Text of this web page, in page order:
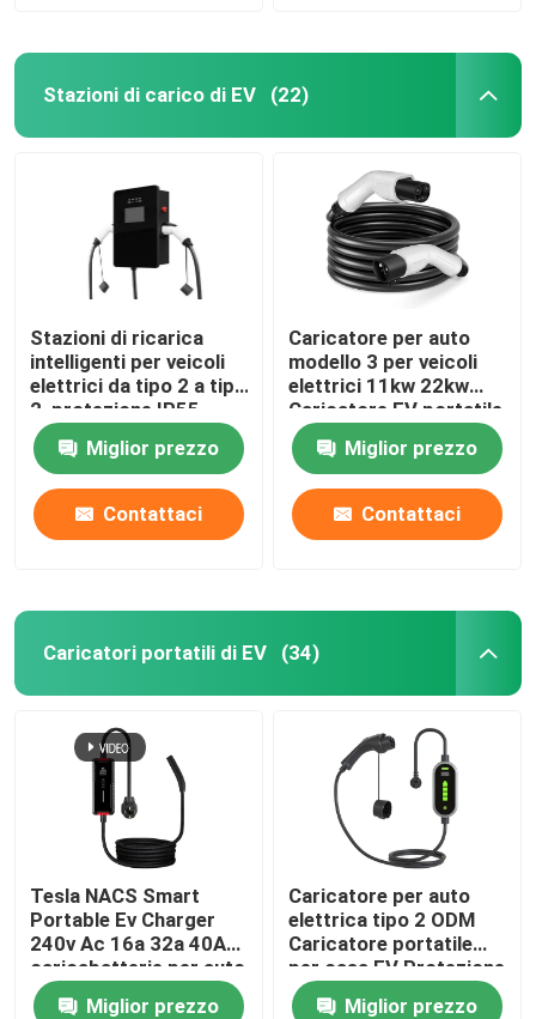
Stazioni di carico di EV (22)
Stazioni di ricarica
intelligenti per veicoli
elettrici da tipo 2 a tipo
2, protezione IP55
Miglior prezzo
Contattaci
Caricatore per auto
modello 3 per veicoli
elettrici 11kw 22kw
Caricatore EV portatile
tipo 2
Miglior prezzo
Contattaci
Caricatori portatili di EV (34)
Tesla NACS Smart
Portable Ev Charger
240v Ac 16a 32a 40A
caricabatterie per auto
elettrica domestica
Miglior prezzo
Caricatore per auto
elettrica tipo 2 ODM
Caricatore portatile
per casa EV Protezione
del terreno
Miglior prezzo